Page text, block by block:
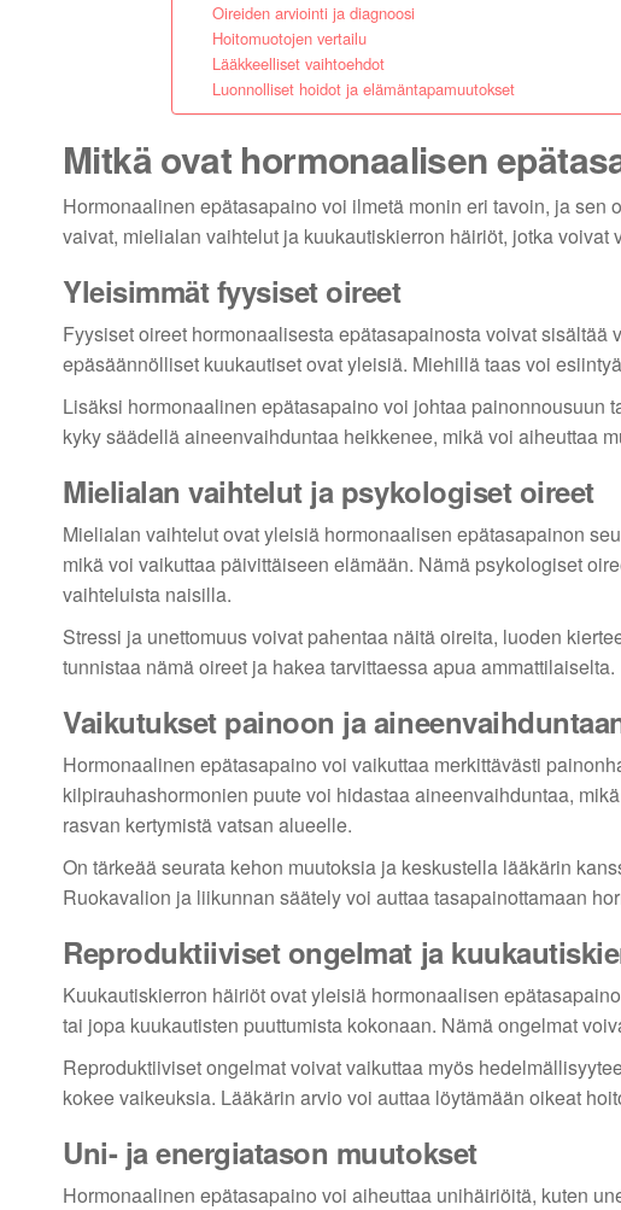
Oireiden arviointi ja diagnoosi
Hoitomuotojen vertailu
Lääkkeelliset vaihtoehdot
Luonnolliset hoidot ja elämäntapamuutokset
Mitkä ovat hormonaalisen
Hormonaalinen epätasapaino voi ilmetä monin eri tavoin, ja
vaivat, mielialan vaihtelut ja kuukautiskierron häiriöt, jotka voivat
Yleisimmät fyysiset oireet
Fyysiset oireet hormonaalisesta epätasapainosta voivat
epäsäännölliset kuukautiset ovat yleisiä. Miehillä taas voi
Lisäksi hormonaalinen epätasapaino voi johtaa painonnousuun
kyky säädellä aineenvaihduntaa heikkenee, mikä voi aiheuttaa
Mielialan vaihtelut ja psykologiset oireet
Mielialan vaihtelut ovat yleisiä hormonaalisen epätasapainon
mikä voi vaikuttaa päivittäiseen elämään. Nämä psykologiset
vaihteluista naisilla.
Stressi ja unettomuus voivat pahentaa näitä oireita, luoden
tunnistaa nämä oireet ja hakea tarvittaessa apua ammattilaiselta.
Vaikutukset painoon ja
Hormonaalinen epätasapaino voi vaikuttaa merkittävästi
kilpirauhashormonien puute voi hidastaa aineenvaihduntaa,
rasvan kertymistä vatsan alueelle.
On tärkeää seurata kehon muutoksia ja keskustella lääkärin
Ruokavalion ja liikunnan säätely voi auttaa tasapainottamaan
Reproduktiiviset ongelmat ja
Kuukautiskierron häiriöt ovat yleisiä hormonaalisen
tai jopa kuukautisten puuttumista kokonaan. Nämä ongelmat
Reproduktiiviset ongelmat voivat vaikuttaa myös
kokee vaikeuksia. Lääkärin arvio voi auttaa löytämään oikeat
Uni- ja energiatason muutokset
Hormonaalinen epätasapaino voi aiheuttaa unihäiriöitä, kuten